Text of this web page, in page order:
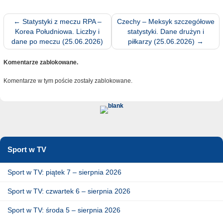
← Statystyki z meczu RPA –
Korea Południowa. Liczby i
dane po meczu (25.06.2026)
Czechy – Meksyk szczegółowe
statystyki. Dane drużyn i
piłkarzy (25.06.2026) →
Komentarze zablokowane.
Komentarze w tym poście zostały zablokowane.
Sport w TV
Sport w TV: piątek 7 – sierpnia 2026
Sport w TV: czwartek 6 – sierpnia 2026
Sport w TV: środa 5 – sierpnia 2026